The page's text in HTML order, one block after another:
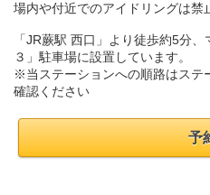
場内や付近でのアイドリングは禁
「JR蕨駅 西口」より徒歩約5分
３」駐車場に設置しています。
※当ステーションへの順路はステ
確認ください
予